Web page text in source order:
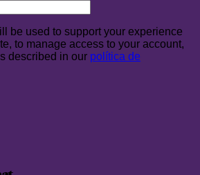
be used to support your experience
to manage access to your account,
described in our política de